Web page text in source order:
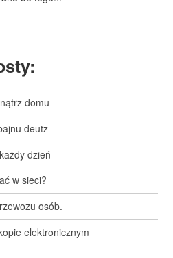
domu
deutz
dzień
w sieci?
osób.
elektronicznym